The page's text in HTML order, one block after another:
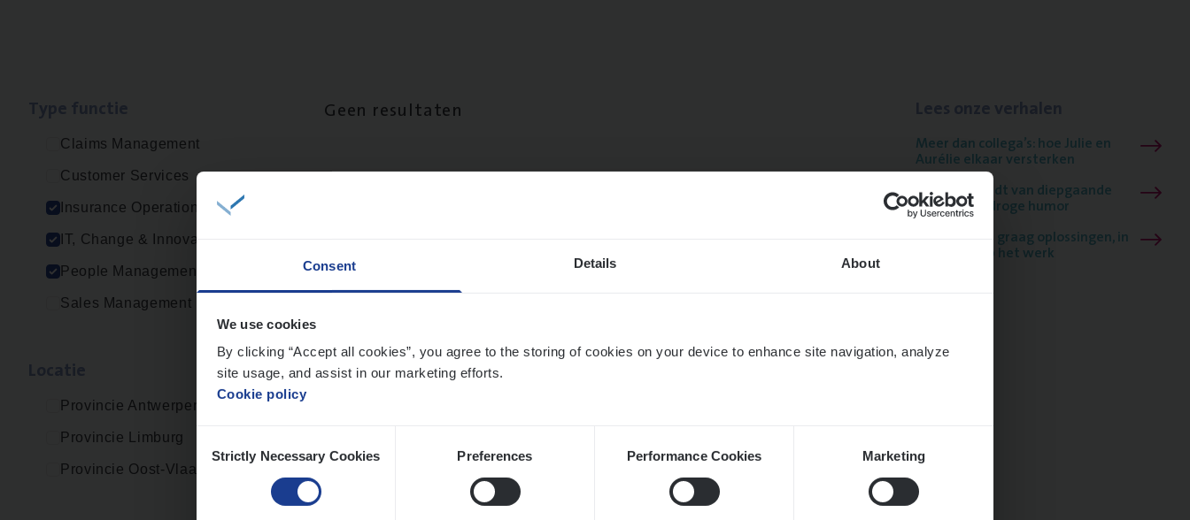
Consent Details About
We use cookies
By clicking “Accept all cookies”, you agree to the storing of cookies on your device to enhance site navigation, analyze
site usage, and assist in our marketing efforts.
Cookie policy
Selection
Strictly Necessary Cookies Preferences Performance Cookies Marketing
Claims Management
Customer Services
Insurance Operations
IT, Change & Innovation
People Management
Sales Management
Provincie Antwerpen
Provincie Limburg
Provincie Oost-Vlaanderen
Geen resultaten
Meer dan collega’s: hoe Julie en
Aurélie elkaar versterken
Mathias houdt van diepgaande
dossiers én droge humor
Thalia zoekt graag oplossingen, in
games én op het werk